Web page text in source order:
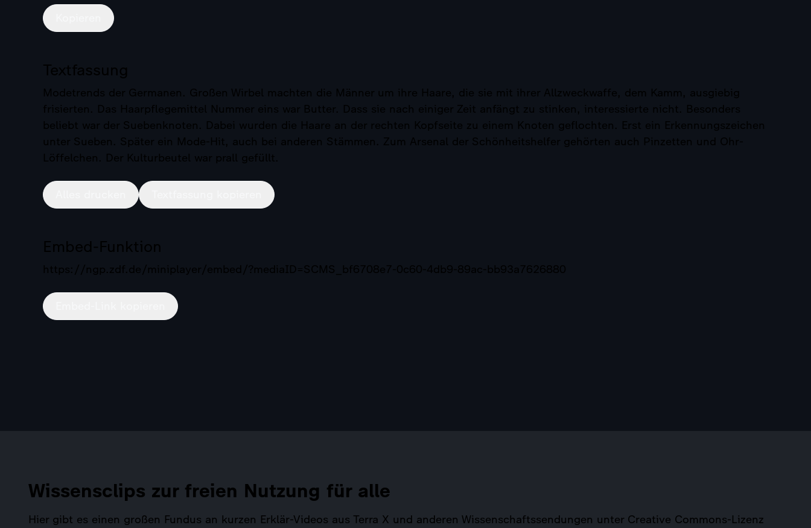
Textfassung
Modetrends der Germanen. Großen Wirbel machten die Männer um ihre Haare, die sie mit ihrer Allzweckwaffe, dem Kamm, ausgiebig
frisierten. Das Haarpflegemittel Nummer eins war Butter. Dass sie nach einiger Zeit anfängt zu stinken, interessierte nicht. Besonders
beliebt war der Suebenknoten. Dabei wurden die Haare an der rechten Kopfseite zu einem Knoten geflochten. Erst ein Erkennungszeichen
unter Sueben. Später ein Mode-Hit, auch bei anderen Stämmen. Zum Arsenal der Schönheitshelfer gehörten auch Pinzetten und Ohr-
Löffelchen. Der Kulturbeutel war prall gefüllt.
Embed-Funktion
https://ngp.zdf.de/miniplayer/embed/?mediaID=SCMS_bf6708e7-0c60-4db9-89ac-bb93a7626880
Wissensclips zur freien Nutzung für alle
Hier gibt es einen großen Fundus an kurzen Erklär-Videos aus Terra X und anderen Wissenschaftssendungen unter Creative Commons-Lizenz